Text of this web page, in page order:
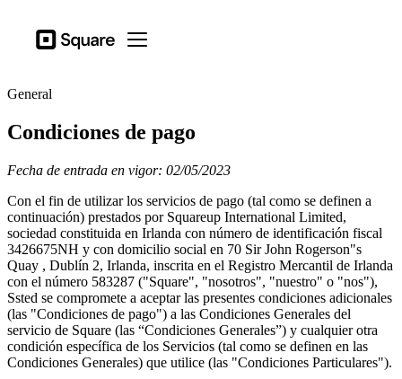
Square Open menu
Tipos de actividad
Dispositivos
Precios
Recursos
Iniciar sesión
Centro de ayuda
Proceso de pago
Tipos de actividad
Hostelería
Comercios
General
Condiciones de pago
Fecha de entrada en vigor: 02/05/2023
Con el fin de utilizar los servicios de pago (tal como se definen a
continuación) prestados por Squareup International Limited,
sociedad constituida en Irlanda con número de identificación fiscal
3426675NH y con domicilio social en 70 Sir John Rogerson"s
Quay , Dublín 2, Irlanda, inscrita en el Registro Mercantil de Irlanda
con el número 583287 ("Square", "nosotros", "nuestro" o "nos"),
Ssted se compromete a aceptar las presentes condiciones adicionales
(las "Condiciones de pago") a las Condiciones Generales del
servicio de Square (las “Condiciones Generales”) y cualquier otra
condición específica de los Servicios (tal como se definen en las
Condiciones Generales) que utilice (las "Condiciones Particulares").